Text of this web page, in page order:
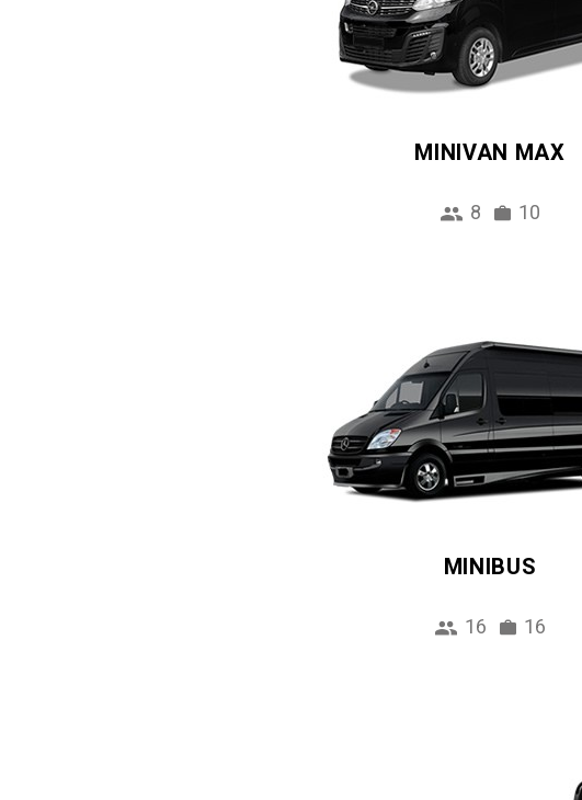
MINIVAN MAX
8 10
MINIBUS
16 16